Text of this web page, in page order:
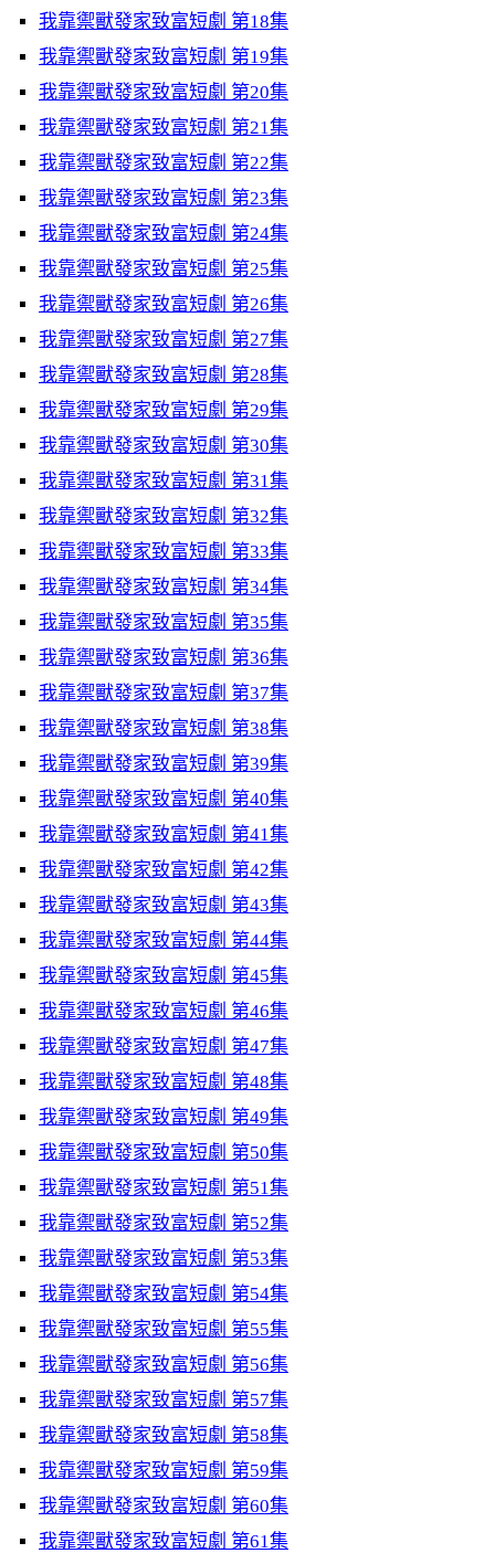
我靠禦獸發家致富短劇 第18集
我靠禦獸發家致富短劇 第19集
我靠禦獸發家致富短劇 第20集
我靠禦獸發家致富短劇 第21集
我靠禦獸發家致富短劇 第22集
我靠禦獸發家致富短劇 第23集
我靠禦獸發家致富短劇 第24集
我靠禦獸發家致富短劇 第25集
我靠禦獸發家致富短劇 第26集
我靠禦獸發家致富短劇 第27集
我靠禦獸發家致富短劇 第28集
我靠禦獸發家致富短劇 第29集
我靠禦獸發家致富短劇 第30集
我靠禦獸發家致富短劇 第31集
我靠禦獸發家致富短劇 第32集
我靠禦獸發家致富短劇 第33集
我靠禦獸發家致富短劇 第34集
我靠禦獸發家致富短劇 第35集
我靠禦獸發家致富短劇 第36集
我靠禦獸發家致富短劇 第37集
我靠禦獸發家致富短劇 第38集
我靠禦獸發家致富短劇 第39集
我靠禦獸發家致富短劇 第40集
我靠禦獸發家致富短劇 第41集
我靠禦獸發家致富短劇 第42集
我靠禦獸發家致富短劇 第43集
我靠禦獸發家致富短劇 第44集
我靠禦獸發家致富短劇 第45集
我靠禦獸發家致富短劇 第46集
我靠禦獸發家致富短劇 第47集
我靠禦獸發家致富短劇 第48集
我靠禦獸發家致富短劇 第49集
我靠禦獸發家致富短劇 第50集
我靠禦獸發家致富短劇 第51集
我靠禦獸發家致富短劇 第52集
我靠禦獸發家致富短劇 第53集
我靠禦獸發家致富短劇 第54集
我靠禦獸發家致富短劇 第55集
我靠禦獸發家致富短劇 第56集
我靠禦獸發家致富短劇 第57集
我靠禦獸發家致富短劇 第58集
我靠禦獸發家致富短劇 第59集
我靠禦獸發家致富短劇 第60集
我靠禦獸發家致富短劇 第61集